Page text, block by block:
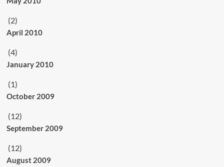
(2)
April 2010
(4)
January 2010
(1)
October 2009
(12)
September 2009
(12)
August 2009